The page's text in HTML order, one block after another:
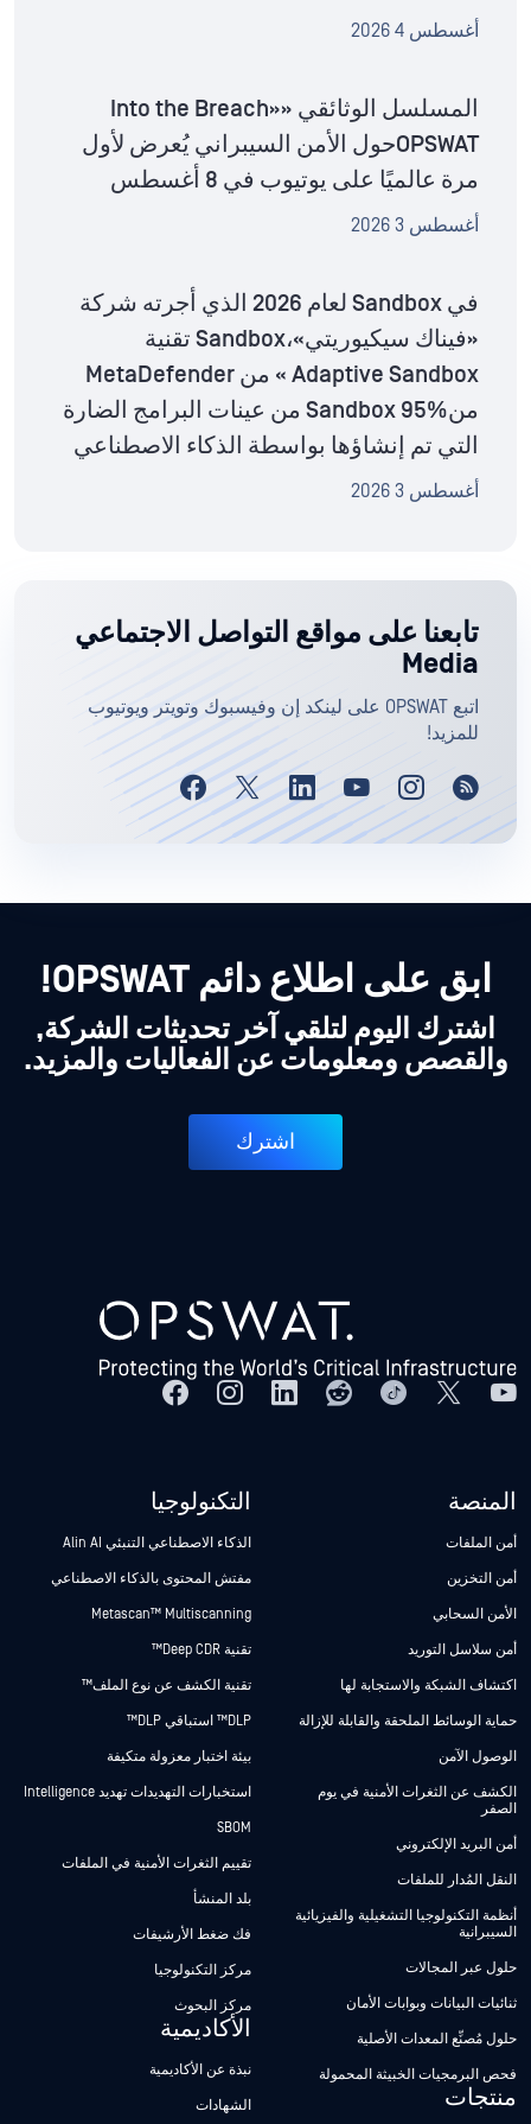
أغسطس 4 2026
المسلسل الوثائقي «Into the Breach»
OPSWATحول الأمن السيبراني يُعرض لأول
مرة عالميًا على يوتيوب في 8 أغسطس
أغسطس 3 2026
في Sandbox لعام 2026 الذي أجرته شركة
«فيناك سيكيوريتي»،Sandbox تقنية
Adaptive Sandbox » من MetaDefender
منSandbox 95% من عينات البرامج الضارة
التي تم إنشاؤها بواسطة الذكاء الاصطناعي
أغسطس 3 2026
تابعنا على مواقع التواصل الاجتماعي
Media
اتبع OPSWAT على لينكد إن وفيسبوك وتويتر ويوتيوب
للمزيد!
ابق على اطلاع دائم OPSWAT!
اشترك اليوم لتلقي آخر تحديثات الشركة,
والقصص ومعلومات عن الفعاليات والمزيد.
اشترك
المنصة
أمن الملفات
أمن التخزين
الأمن السحابي
أمن سلاسل التوريد
اكتشاف الشبكة والاستجابة لها
حماية الوسائط الملحقة والقابلة للإزالة
الوصول الآمن
الكشف عن الثغرات الأمنية في يوم
الصفر
أمن البريد الإلكتروني
النقل المُدار للملفات
أنظمة التكنولوجيا التشغيلية والفيزيائية
السيبرانية
حلول عبر المجالات
ثنائيات البيانات وبوابات الأمان
حلول مُصنِّع المعدات الأصلية
فحص البرمجيات الخبيثة المحمولة
منتجات
التكنولوجيا
الذكاء الاصطناعي التنبئي Alin AI
مفتش المحتوى بالذكاء الاصطناعي
Metascan™ Multiscanning
تقنية Deep CDR™
تقنية الكشف عن نوع الملف™
DLP™ استباقي DLP™
بيئة اختبار معزولة متكيفة
استخبارات التهديدات تهديد Intelligence
SBOM
تقييم الثغرات الأمنية في الملفات
بلد المنشأ
فك ضغط الأرشيفات
مركز التكنولوجيا
مركز البحوث
الأكاديمية
نبذة عن الأكاديمية
الشهادات